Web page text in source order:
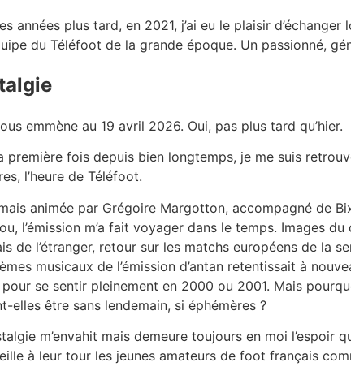
années plus tard, en 2021, j’ai eu le plaisir
du Téléfoot de la grande époque. Un passionné,
emmène au 19 avril 2026. Oui, pas plus tard qu’hier.
première fois depuis bien longtemps, je me suis
l’heure de Téléfoot.
animée par Grégoire Margotton, accompagné de
l’émission m’a fait voyager dans le temps. Images
de l’étranger, retour sur les matchs européens de la
musicaux de l’émission d’antan retentissait à
se sentir pleinement en 2000 ou 2001. Mais
elles être sans lendemain, si éphémères ?
m’envahit mais demeure toujours en moi l’espoir
à leur tour les jeunes amateurs de foot français